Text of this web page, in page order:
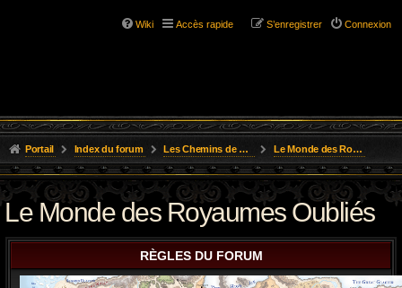
Wiki Accès rapide Connexion
S’enregistrer
Portail Index du forum Les Chemins de L'Aventure Le Monde des Royaumes Oubliés
Le Monde des Royaumes Oubliés
RÈGLES DU FORUM